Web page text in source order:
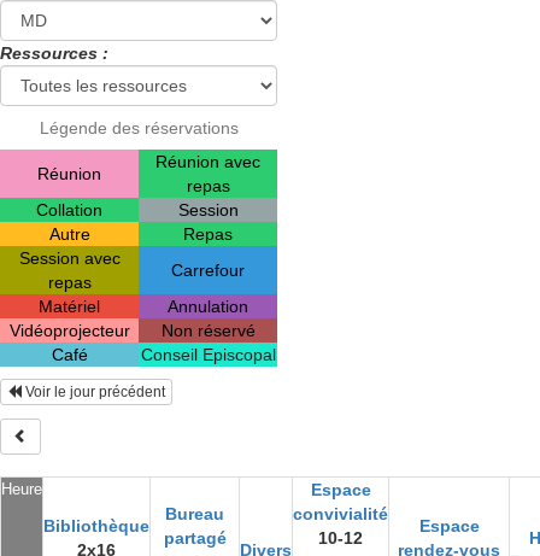
Ressources :
Légende des réservations
Réunion
Réunion avec
repas
Collation
Session
Autre
Repas
Session avec
repas
Carrefour
Matériel
Annulation
Vidéoprojecteur
Non réservé
Café
Conseil Episcopal
Heure
Bibliothèque
2x16
Bureau
partagé
Divers
Espace
convivialité
10-12
Espace
rendez-vous
Voir le jour précédent